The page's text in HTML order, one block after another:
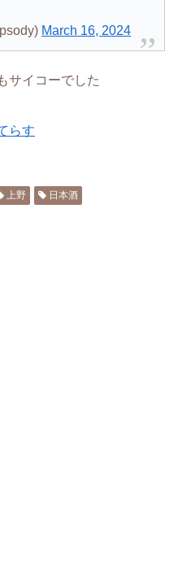
March 16, 2024
サイコーでした
らす
上野 日本酒